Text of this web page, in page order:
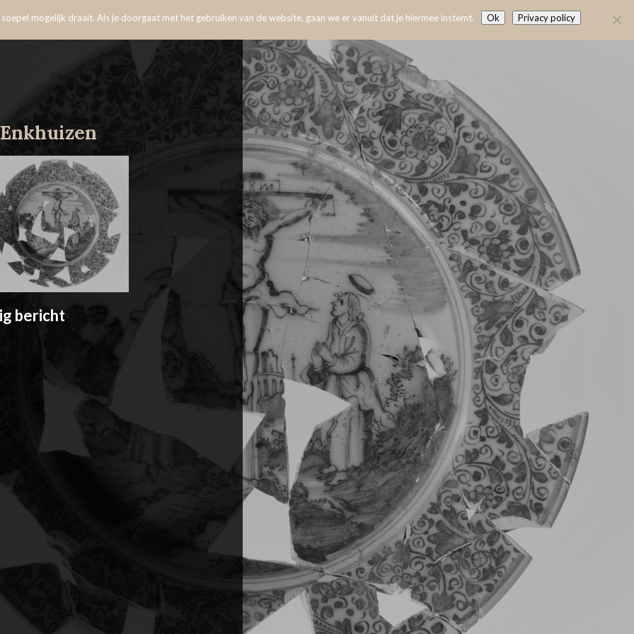
bericht
mogelijk draait. Als je doorgaat met het gebruiken van de website, gaan we er vanuit dat je hiermee instemt. Ok Privacy policy